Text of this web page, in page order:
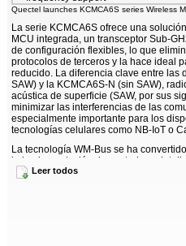
Quectel launches KCMCA6S series Wireless
La serie KCMCA6S ofrece una
MCU integrada, un transceptor Sub-
de configuración flexibles, lo que
protocolos de terceros y la hace ideal
reducido. La diferencia clave entre las
SAW) y la KCMCA6S-N (sin SAW),
acústica de superficie (SAW, por sus
minimizar las interferencias de las
especialmente importante para los
tecnologías celulares como NB-IoT o
La tecnología WM-Bus se ha
la implementación de contadores
electricidad, el gas y la calefacción en
Leer todos